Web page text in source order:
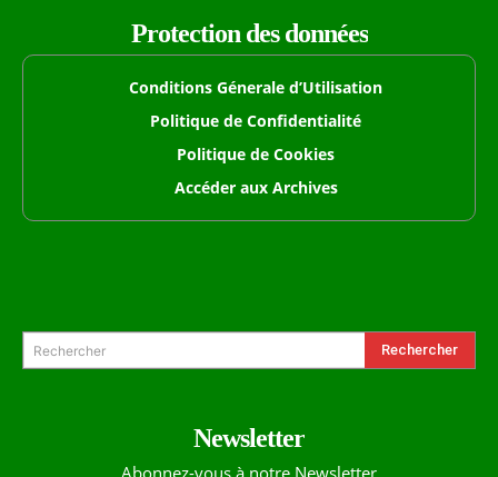
Protection des données
Conditions Génerale d’Utilisation
Politique de Confidentialité
Politique de Cookies
Accéder aux Archives
Rechercher Rechercher
Newsletter